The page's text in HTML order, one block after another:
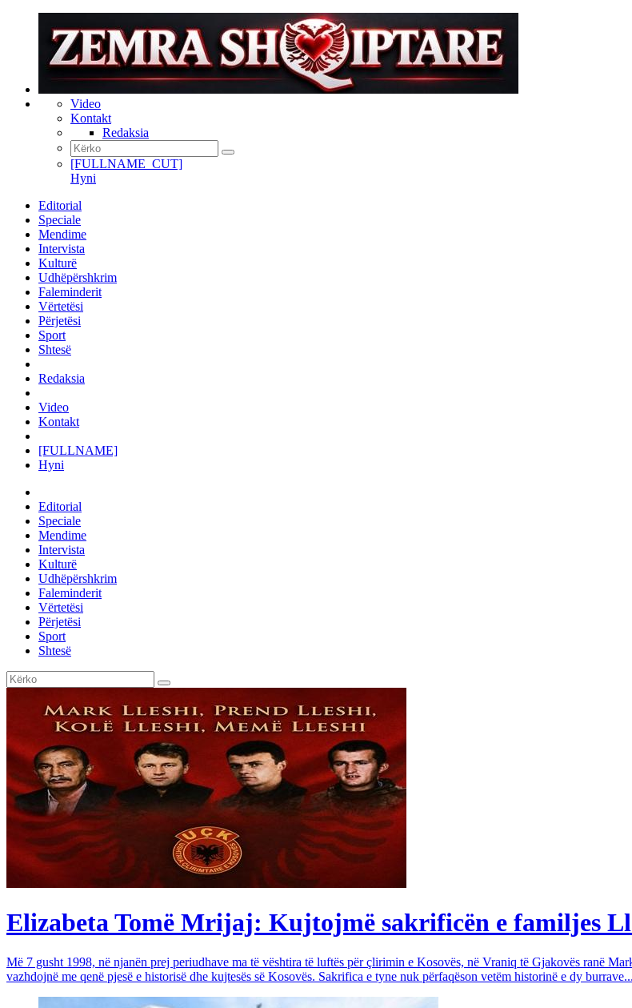
Video
Kontakt
Redaksia
[FULLNAME_CUT]
Hyni
Editorial
Speciale
Mendime
Intervista
Kulturë
Udhëpërshkrim
Faleminderit
Vërtetësi
Përjetësi
Sport
Shtesë
Redaksia
Video
Kontakt
[FULLNAME]
Hyni
Editorial
Speciale
Mendime
Intervista
Kulturë
Udhëpërshkrim
Faleminderit
Vërtetësi
Përjetësi
Sport
Shtesë
Elizabeta Tomë Mrijaj: Kujtojmë sakrificën e familjes
Më 7 gusht 1998, në njanën prej periudhave ma të vështira të luftës për çlirimin e Kosovës, në Vraniq të Gjakovës ranë
vazhdojnë me qenë pjesë e historisë dhe kujtesës së Kosovës. Sakrifica e tyne nuk përfaqëson vetëm historinë e dy burrave...